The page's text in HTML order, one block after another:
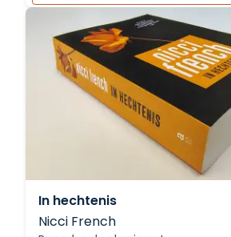
In hechtenis
Nicci French